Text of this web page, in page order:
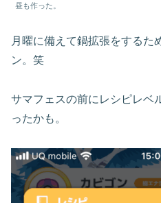
昼も作った。
月曜に備えて鍋拡張をするた
ン。笑
サマフェスの前にレシピレベ
ったかも。